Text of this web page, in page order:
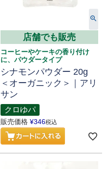
店舗でも販売
コーヒーやケーキの香り付け
に、パウダータイプ
シナモンパウダー 20g
＜オーガニック＞｜アリ
サン
クロゆパ
販売価格 ¥346税込